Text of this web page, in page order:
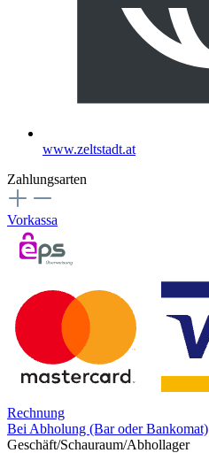
www.zeltstadt.at
Zahlungsarten
Vorkassa
Rechnung
Bei Abholung (Bar oder Bankomat)
Geschäft/Schauraum/Abhollager